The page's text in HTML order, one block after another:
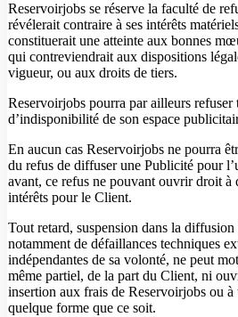
Reservoirjobs se réserve la faculté de
révélerait contraire à ses intérêts
constituerait une atteinte aux bonnes
qui contreviendrait aux dispositions
vigueur, ou aux droits de tiers.
Reservoirjobs pourra par ailleurs refuser
d’indisponibilité de son espace
En aucun cas Reservoirjobs ne pourra
du refus de diffuser une Publicité pour
avant, ce refus ne pouvant ouvrir droit à
intérêts pour le Client.
Tout retard, suspension dans la
notamment de défaillances techniques
indépendantes de sa volonté, ne peut
même partiel, de la part du Client, ni
insertion aux frais de Reservoirjobs ou
quelque forme que ce soit.